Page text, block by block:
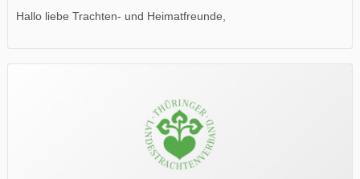
Hallo liebe Trachten- und Heimatfreunde,
Wir wünschen Euch viel Spaß beim Lesen.